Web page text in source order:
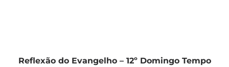
Reflexão do Evangelho – 12º Domingo Tempo